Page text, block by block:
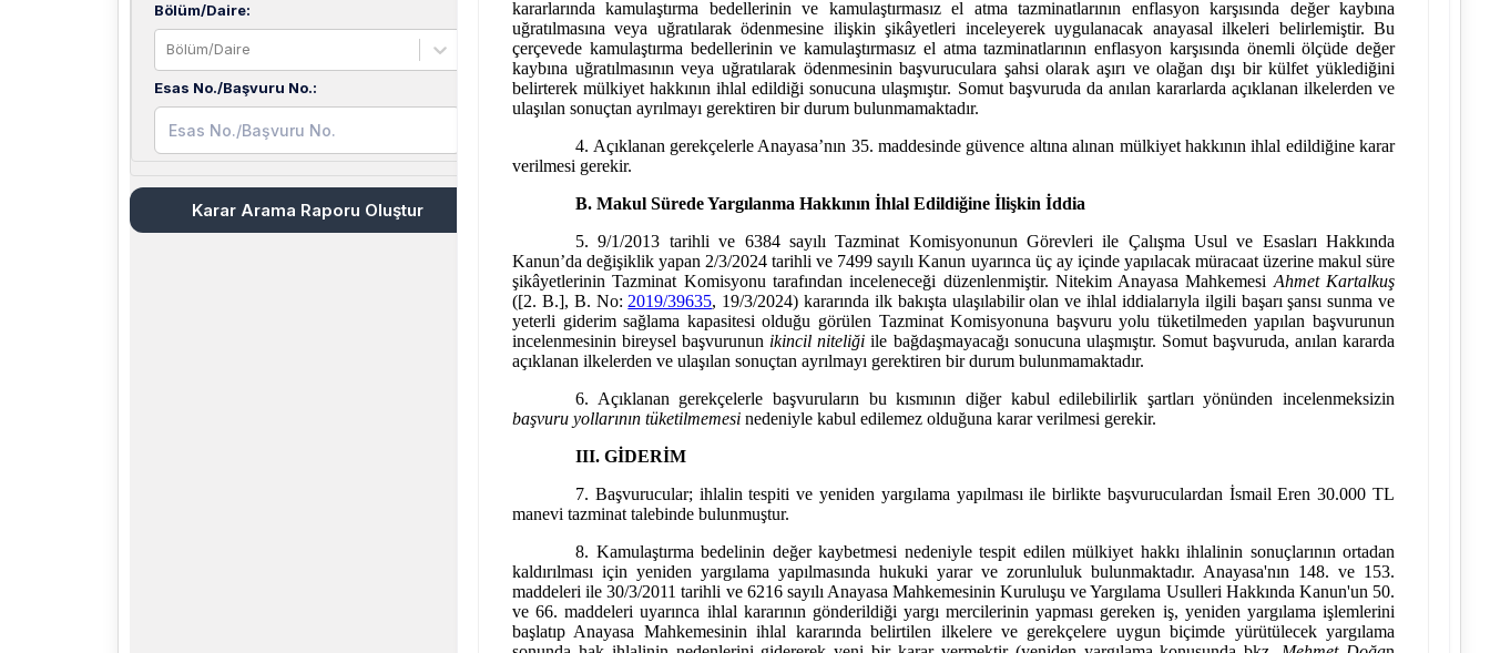
Bölüm/Daire:
Bölüm/Daire
Esas No./Başvuru No.:
Karar Arama Raporu Oluştur